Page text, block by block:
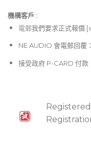
機構客戶 :​
電郵我們要求正式報價 [
NE AUDIO 會電郵回覆
接受政府 P-CARD 付款